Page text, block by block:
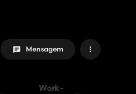
Mensagem
Work-